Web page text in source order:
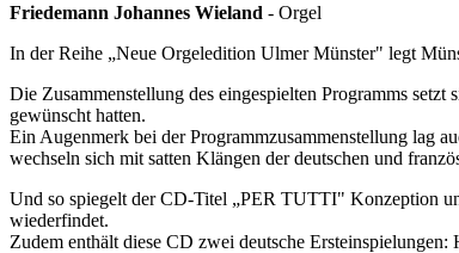
Friedemann Johannes Wieland - Orgel
In der Reihe „Neue Orgeledition Ulmer Münster" legt
Die Zusammenstellung des eingespielten Programms
gewünscht hatten.
Ein Augenmerk bei der Programmzusammenstellung lag
wechseln sich mit satten Klängen der deutschen und
Und so spiegelt der CD-Titel „PER TUTTI" Konzeption
wiederfindet.
Zudem enthält diese CD zwei deutsche